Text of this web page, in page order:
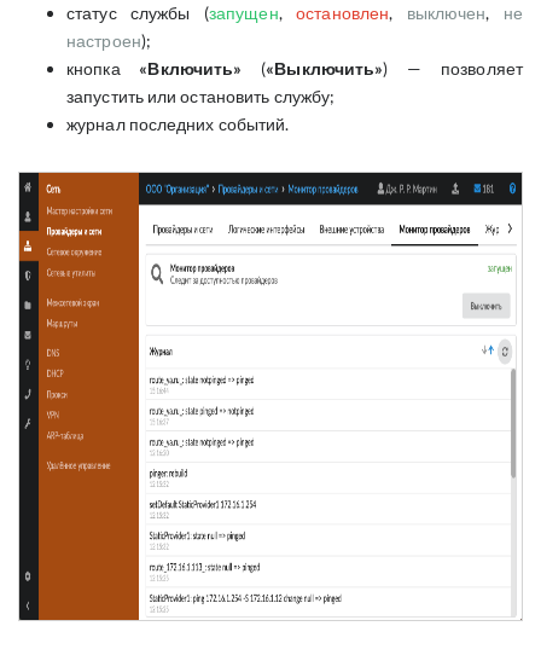
статус службы (запущен,остановлен, выключен, не
настроен);
кнопка «Включить» («Выключить») — позволяет
запустить или остановить службу;
журнал последних событий.